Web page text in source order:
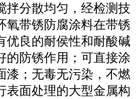
拌分散均匀，经检测技
氧带锈防腐涂料在带锈
优良的耐侯性和耐酸碱
的防锈作用；可直接涂
漆；无毒无污染，不燃
表面处理的大型金属构